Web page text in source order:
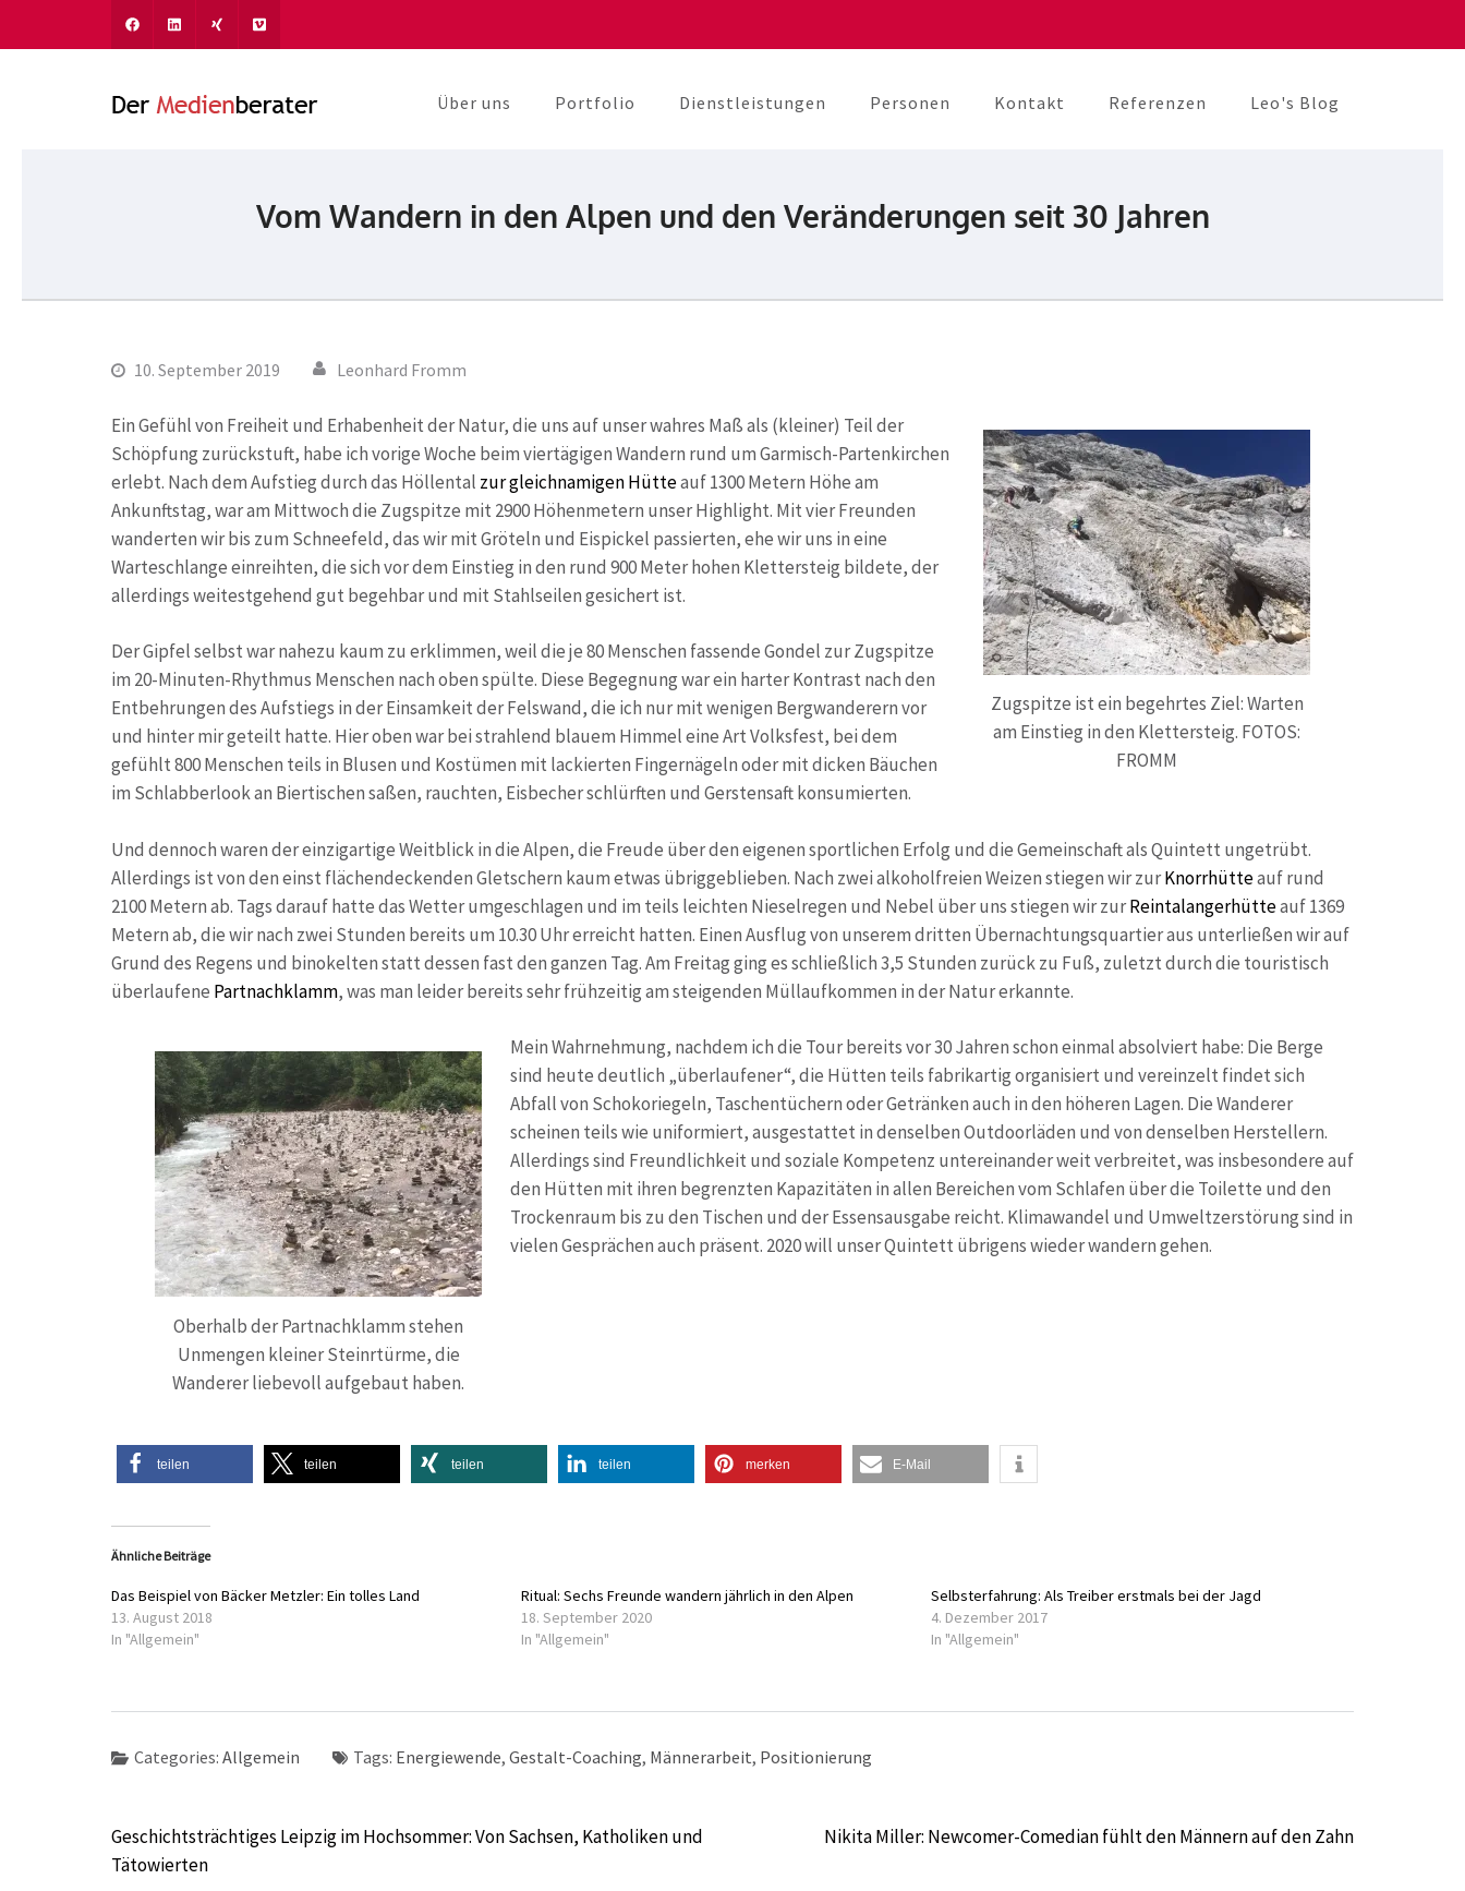
Über uns Portfolio Dienstleistungen Personen Kontakt Referenzen Leo's Blog
Vom Wandern in den Alpen und den Veränderungen seit 30 Jahren
10. September 2019 Leonhard Fromm
Zugspitze ist ein begehrtes Ziel: Warten
am Einstieg in den Klettersteig. FOTOS:
FROMM
Ein Gefühl von Freiheit und Erhabenheit der Natur, die uns auf unser wahres Maß als (kleiner) Teil der
Schöpfung zurückstuft, habe ich vorige Woche beim viertägigen Wandern rund um Garmisch-Partenkirchen
erlebt. Nach dem Aufstieg durch das Höllental zur gleichnamigen Hütteauf 1300 Metern Höhe am
Ankunftstag, war am Mittwoch die Zugspitze mit 2900 Höhenmetern unser Highlight. Mit vier Freunden
wanderten wir bis zum Schneefeld, das wir mit Gröteln und Eispickel passierten, ehe wir uns in eine
Warteschlange einreihten, die sich vor dem Einstieg in den rund 900 Meter hohen Klettersteig bildete, der
allerdings weitestgehend gut begehbar und mit Stahlseilen gesichert ist.
Der Gipfel selbst war nahezu kaum zu erklimmen, weil die je 80 Menschen fassende Gondel zur Zugspitze
im 20-Minuten-Rhythmus Menschen nach oben spülte. Diese Begegnung war ein harter Kontrast nach den
Entbehrungen des Aufstiegs in der Einsamkeit der Felswand, die ich nur mit wenigen Bergwanderern vor
und hinter mir geteilt hatte. Hier oben war bei strahlend blauem Himmel eine Art Volksfest, bei dem
gefühlt 800 Menschen teils in Blusen und Kostümen mit lackierten Fingernägeln oder mit dicken Bäuchen
im Schlabberlook an Biertischen saßen, rauchten, Eisbecher schlürften und Gerstensaft konsumierten.
Und dennoch waren der einzigartige Weitblick in die Alpen, die Freude über den eigenen sportlichen Erfolg und die Gemeinschaft als Quintett ungetrübt.
Allerdings ist von den einst flächendeckenden Gletschern kaum etwas übriggeblieben. Nach zwei alkoholfreien Weizen stiegen wir zurKnorrhütteauf rund
2100 Metern ab. Tags darauf hatte das Wetter umgeschlagen und im teils leichten Nieselregen und Nebel über uns stiegen wir zurReintalangerhütteauf 1369
Metern ab, die wir nach zwei Stunden bereits um 10.30 Uhr erreicht hatten. Einen Ausflug von unserem dritten Übernachtungsquartier aus unterließen wir auf
Grund des Regens und binokelten statt dessen fast den ganzen Tag. Am Freitag ging es schließlich 3,5 Stunden zurück zu Fuß, zuletzt durch die touristisch
überlaufene Partnachklamm, was man leider bereits sehr frühzeitig am steigenden Müllaufkommen in der Natur erkannte.
Oberhalb der Partnachklamm stehen
Unmengen kleiner Steinrtürme, die
Wanderer liebevoll aufgebaut haben.
Mein Wahrnehmung, nachdem ich die Tour bereits vor 30 Jahren schon einmal absolviert habe: Die Berge
sind heute deutlich „überlaufener“, die Hütten teils fabrikartig organisiert und vereinzelt findet sich
Abfall von Schokoriegeln, Taschentüchern oder Getränken auch in den höheren Lagen. Die Wanderer
scheinen teils wie uniformiert, ausgestattet in denselben Outdoorläden und von denselben Herstellern.
Allerdings sind Freundlichkeit und soziale Kompetenz untereinander weit verbreitet, was insbesondere auf
den Hütten mit ihren begrenzten Kapazitäten in allen Bereichen vom Schlafen über die Toilette und den
Trockenraum bis zu den Tischen und der Essensausgabe reicht. Klimawandel und Umweltzerstörung sind in
vielen Gesprächen auch präsent. 2020 will unser Quintett übrigens wieder wandern gehen.
teilen teilen teilen teilen merken E-Mail
Ähnliche Beiträge
Das Beispiel von Bäcker Metzler: Ein tolles Land
13. August 2018
In "Allgemein"
Ritual: Sechs Freunde wandern jährlich in den Alpen
18. September 2020
In "Allgemein"
Selbsterfahrung: Als Treiber erstmals bei der Jagd
4. Dezember 2017
In "Allgemein"
Categories: Allgemein Tags: Energiewende, Gestalt-Coaching, Männerarbeit, Positionierung
Beitragsnavigation
Geschichtsträchtiges Leipzig im Hochsommer: Von Sachsen, Katholiken und
Tätowierten
Nikita Miller: Newcomer-Comedian fühlt den Männern auf den Zahn